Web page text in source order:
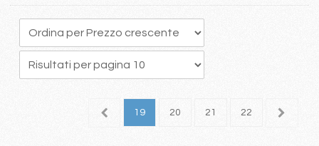
18 19 20 21 22 23